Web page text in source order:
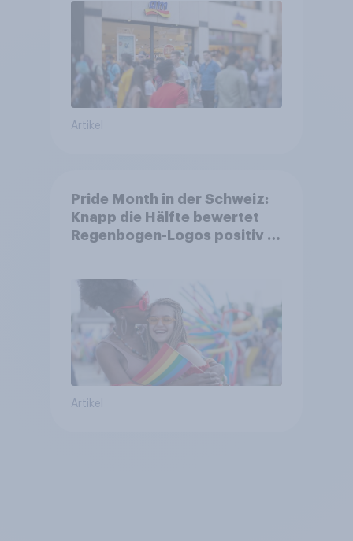
Artikel
Pride Month in der Schweiz:
Knapp die Hälfte bewertet
Regenbogen-Logos positiv –
Artikel